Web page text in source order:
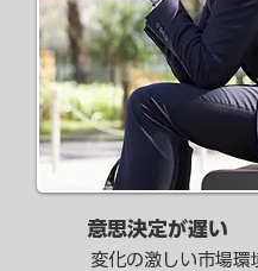
意思決定が遅い
変化の激しい市場環